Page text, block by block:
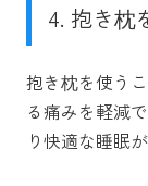
4. 抱き枕
抱き枕を使う
る痛みを軽減
り快適な睡眠